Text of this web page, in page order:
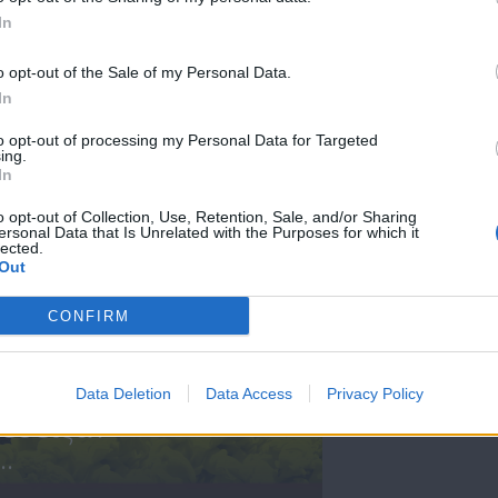
opt-out of the Sale of my Personal Data.
opt-out of processing my Personal Data for Targeted
opt-out of Collection, Use, Retention, Sale, and/or Sharing
Data that Is Unrelated with the Purposes for which it
CONFIRM
Data Deletion Data Access Privacy Policy
εδείξαν επ. 25
-